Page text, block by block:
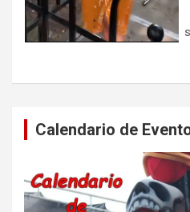
Calendario de